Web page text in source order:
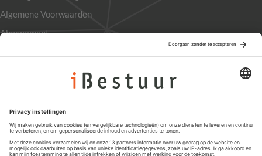
Algemene Voorwaarden
Abonnement
Privacyinstellingen